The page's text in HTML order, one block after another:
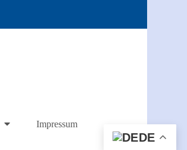
Impressum
DE